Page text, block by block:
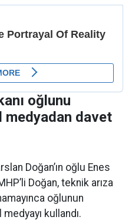
oğlunu
medyadan davet
Doğan’ın oğlu Enes
Doğan, teknik arıza
oğlunun
kullandı.